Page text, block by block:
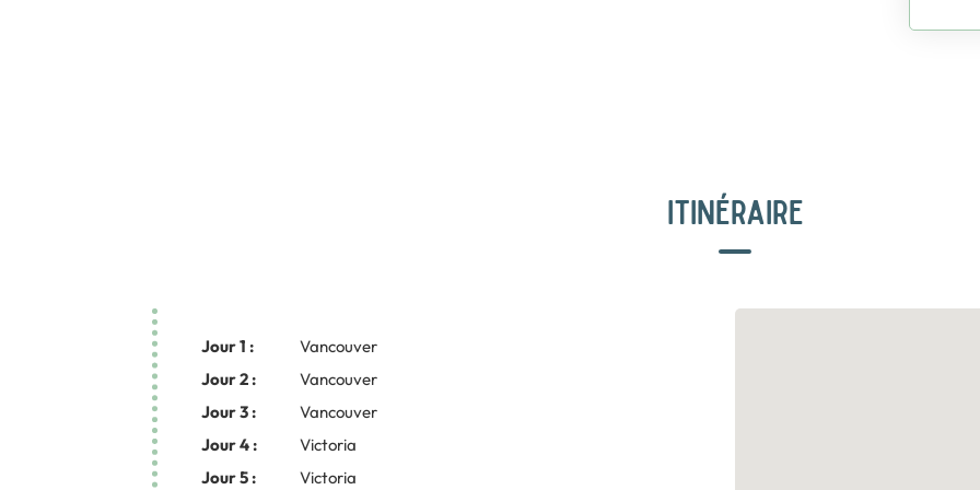
ITINÉRAIRE
Jour 1 :
Vancouver
Jour 2 :
Vancouver
Jour 3 :
Vancouver
Jour 4 :
Victoria
Jour 5 :
Victoria